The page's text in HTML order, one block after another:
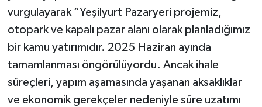
vurgulayarak “Yeşilyurt Pazaryeri projemiz,
otopark ve kapalı pazar alanı olarak planladığımız
bir kamu yatırımıdır. 2025 Haziran ayında
tamamlanması öngörülüyordu. Ancak ihale
süreçleri, yapım aşamasında yaşanan aksaklıklar
ve ekonomik gerekçeler nedeniyle süre uzatımı